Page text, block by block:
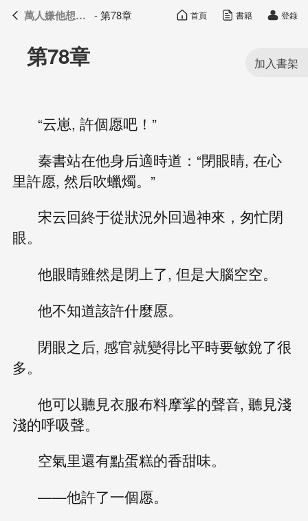
萬人嫌他想開了 目錄
第78章
“云崽, 許個愿吧！”
秦書站在他身后適時道：“閉眼睛, 在心
里許愿, 然后吹蠟燭。”
宋云回終于從狀況外回過神來，匆忙閉
眼。
他眼睛雖然是閉上了, 但是大腦空空。
他不知道該許什麼愿。
閉眼之后, 感官就變得比平時要敏銳了很
多。
他可以聽見衣服布料摩挲的聲音, 聽見淺
淺的呼吸聲。
空氣里還有點蛋糕的香甜味。
——他許了一個愿。
萬人嫌他想開了 - 第78章 首頁 書籍 登錄